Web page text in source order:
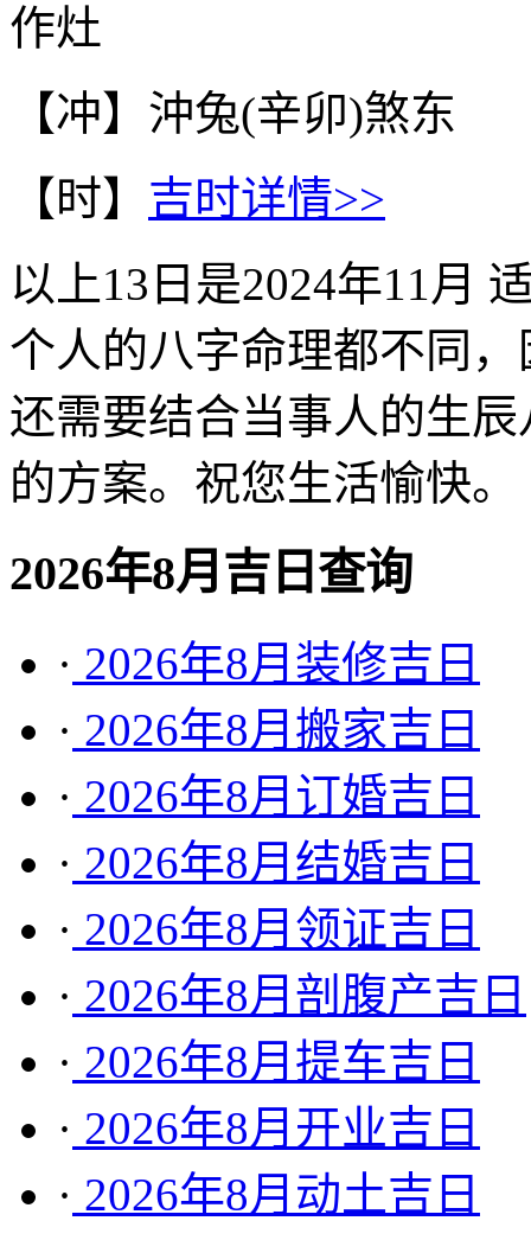
作灶
【冲】沖兔(辛卯)煞东
【时】 吉时详情>>
以上13 日是2024年11月
个人的八字命理都不同
还需要结合当事人的生
的方案。祝您生活愉快。
2026年8月吉日查询
· 2026年8月装修吉日
· 2026年8月搬家吉日
· 2026年8月订婚吉日
· 2026年8月结婚吉日
· 2026年8月领证吉日
· 2026年8月剖腹产吉日
· 2026年8月提车吉日
· 2026年8月开业吉日
· 2026年8月动土吉日